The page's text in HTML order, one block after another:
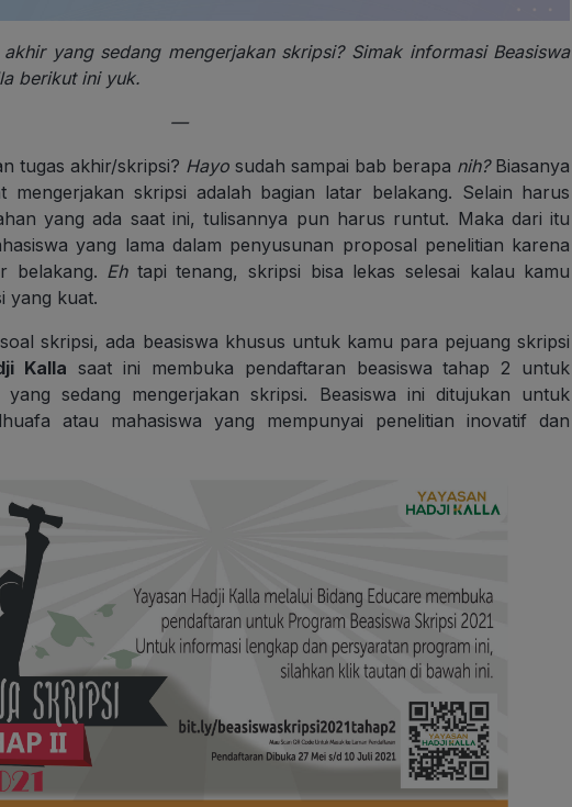
yang sedang mengerjakan skripsi? Simak informasi Beasiswa
berikut ini yuk.
—
tugas akhir/skripsi? Hayo sudah sampai bab berapa nih?Biasanya
skripsi adalah bagian latar belakang. Selain harus
yang ada saat ini, tulisannya pun harus runtut. Maka dari itu
yang lama dalam penyusunan proposal penelitian karena
belakang. Ehtapi tenang, skripsi bisa lekas selesai kalau kamu
yang kuat.
skripsi, ada beasiswa khusus untuk kamu para pejuang skripsi
Kalla saat ini membuka pendaftaran beasiswa tahap 2 untuk
sedang mengerjakan skripsi. Beasiswa ini ditujukan untuk
atau mahasiswa yang mempunyai penelitian inovatif dan